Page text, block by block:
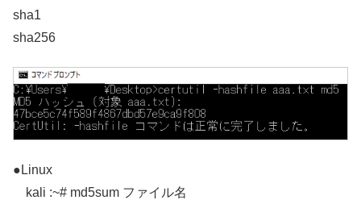
sha1
sha256
●Linux
kali :~# md5sum ファイル名